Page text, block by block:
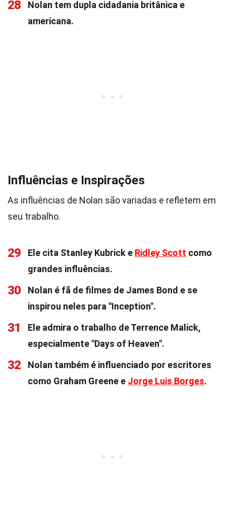
28
Nolan tem dupla cidadania britânica e
americana.
Influências e Inspirações
As influências de Nolan são variadas e refletem em
seu trabalho.
29 Ele cita Stanley Kubrick e Ridley Scott como
grandes influências.
30
Nolan é fã de filmes de James Bond e se
inspirou neles para "Inception".
31
Ele admira o trabalho de Terrence Malick,
especialmente "Days of Heaven".
32
Nolan também é influenciado por escritores
como Graham Greene e Jorge Luis Borges.